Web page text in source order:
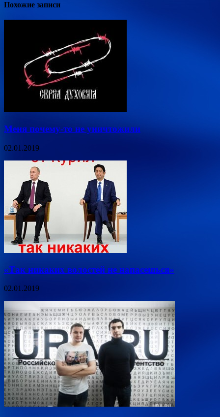
Похожие записи
Меня почему-то не уничтожили
02.01.2019
«Так никаких волостей не напасешься»
02.01.2019